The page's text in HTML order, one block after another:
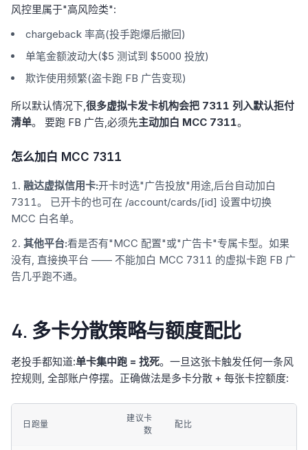
风控里属于"高风险类":
chargeback 率高(投手跑爆后撤回)
单笔金额波动大($5 测试到 $5000 投放)
欺诈使用频繁(盗卡跑 FB 广告变现)
所以默认情况下,很多虚拟卡发卡机构会把 7311 列入默认拒付
清单。 要跑 FB 广告,必须先主动加白 MCC 7311。
怎么加白 MCC 7311
融达虚拟信用卡:开卡时选"广告投放"用途,后台自动加白
7311。 已开卡的也可在 /account/cards/[id] 设置中切换
MCC 白名单。
其他平台:看是否有"MCC 配置"或"广告卡"专属卡型。如果
没有, 直接换平台 —— 不能加白 MCC 7311 的虚拟卡跑 FB 广
告几乎跑不通。
4. 多卡分散策略与额度配比
老投手都知道:单卡集中跑 = 找死。一旦这张卡触发任何一条风
控规则, 全部账户停摆。正确做法是多卡分散 + 每张卡控额度:
日跑量
建议卡
数
配比